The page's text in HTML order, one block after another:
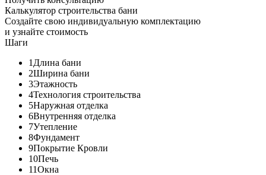
Калькулятор строительства бани
Создайте свою индивидуальную комплектацию
и узнайте стоимость
Шаги
1 Длина бани
2Ширина бани
3Этажность
4Технология строительства
5Наружная отделка
6Внутренняя отделка
7Утепление
8Фундамент
9Покрытие Кровли
10Печь
11Окна